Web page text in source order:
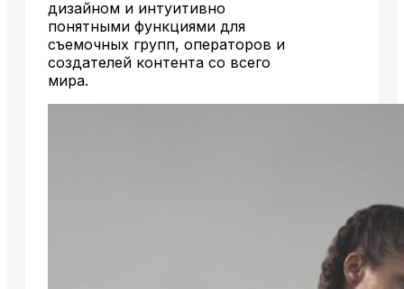
дизайном и интуитивно
понятными функциями для
съемочных групп, операторов и
создателей контента со всего
мира.